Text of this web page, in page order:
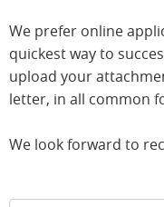
We prefer online
quickest way to
upload your
letter, in all common
We look forward to